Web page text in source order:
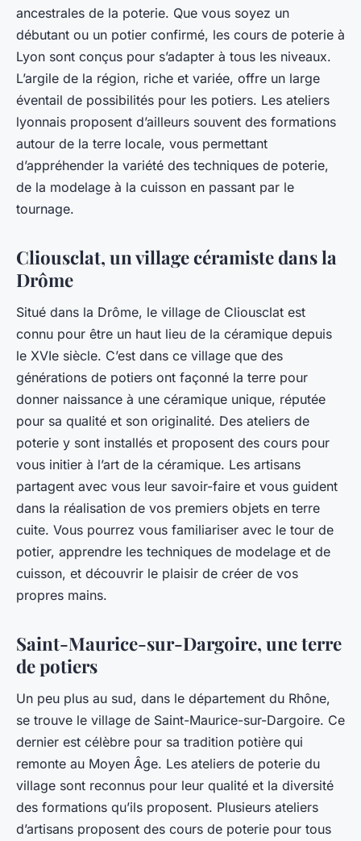
ancestrales de la poterie. Que vous soyez un
débutant ou un potier confirmé, les cours de poterie à
Lyon sont conçus pour s’adapter à tous les niveaux.
L’argile de la région, riche et variée, offre un large
éventail de possibilités pour les potiers. Les ateliers
lyonnais proposent d’ailleurs souvent des formations
autour de la terre locale, vous permettant
d’appréhender la variété des techniques de poterie,
de la modelage à la cuisson en passant par le
tournage.
Cliousclat, un village céramiste dans la
Drôme
Situé dans la Drôme, le village de Cliousclat est
connu pour être un haut lieu de la céramique depuis
le XVIe siècle. C’est dans ce village que des
générations de potiers ont façonné la terre pour
donner naissance à une céramique unique, réputée
pour sa qualité et son originalité. Des ateliers de
poterie y sont installés et proposent des cours pour
vous initier à l’art de la céramique. Les artisans
partagent avec vous leur savoir-faire et vous guident
dans la réalisation de vos premiers objets en terre
cuite. Vous pourrez vous familiariser avec le tour de
potier, apprendre les techniques de modelage et de
cuisson, et découvrir le plaisir de créer de vos
propres mains.
Saint-Maurice-sur-Dargoire, une terre
de potiers
Un peu plus au sud, dans le département du Rhône,
se trouve le village de Saint-Maurice-sur-Dargoire. Ce
dernier est célèbre pour sa tradition potière qui
remonte au Moyen Âge. Les ateliers de poterie du
village sont reconnus pour leur qualité et la diversité
des formations qu’ils proposent. Plusieurs ateliers
d’artisans proposent des cours de poterie pour tous